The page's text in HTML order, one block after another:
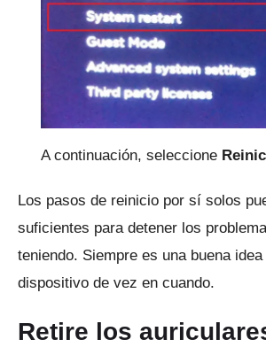
A continuación, seleccione
Los pasos de reinicio por sí solos
suficientes para detener los
teniendo. Siempre es una buena
dispositivo de vez en cuando.
Retire los